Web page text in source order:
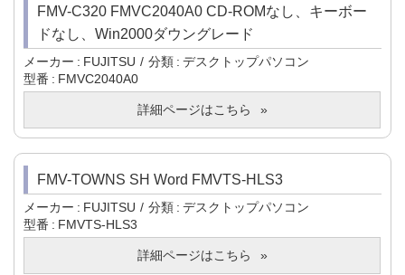
FMV-C320 FMVC2040A0 CD-ROMなし、キーボー
ドなし、Win2000ダウングレード
メーカー FUJITSU 分類
デスクトップパソコン
型番
FMVC2040A0
詳細ページはこちら
FMV-TOWNS SH Word FMVTS-HLS3
メーカー FUJITSU 分類
デスクトップパソコン
型番
FMVTS-HLS3
詳細ページはこちら